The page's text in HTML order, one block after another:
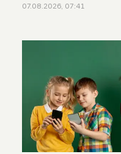
07.08.2026, 07:41